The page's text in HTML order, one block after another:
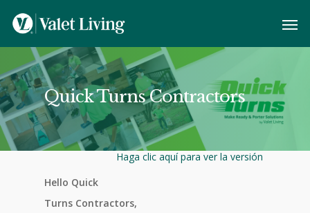
Quick Turns Contractors
Haga clic aquí para ver la versión
Hello Quick
Turns Contractors,